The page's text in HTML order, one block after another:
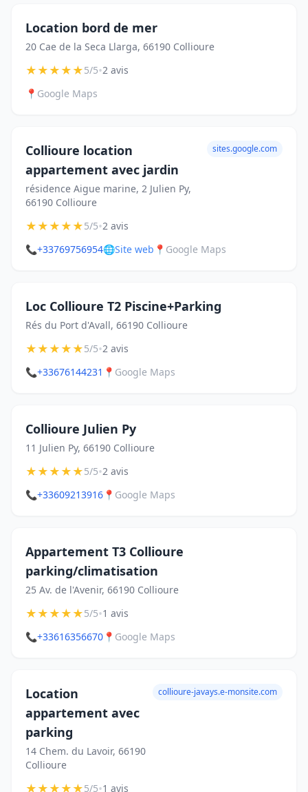
Location bord de mer
20 Cae de la Seca Llarga, 66190 Collioure
★★★★★5/5•2 avis
📍 Google Maps
Collioure location
appartement avec jardin
résidence Aigue marine, 2 Julien Py,
66190 Collioure
sites.google.com
★★★★★5/5•2 avis
📞+33769756954🌐Site web 📍 Google Maps
Loc Collioure T2 Piscine+Parking
Rés du Port d'Avall, 66190 Collioure
★★★★★5/5•2 avis
📞+33676144231 📍 Google Maps
Collioure Julien Py
11 Julien Py, 66190 Collioure
★★★★★5/5•2 avis
📞+33609213916 📍 Google Maps
Appartement T3 Collioure
parking/climatisation
25 Av. de l'Avenir, 66190 Collioure
★★★★★5/5•1 avis
📞+33616356670 📍 Google Maps
Location
appartement avec
parking
14 Chem. du Lavoir, 66190
Collioure
collioure-javays.e-monsite.com
★★★★★5/5•1 avis